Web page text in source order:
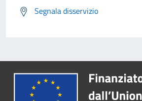
Segnala disservizio